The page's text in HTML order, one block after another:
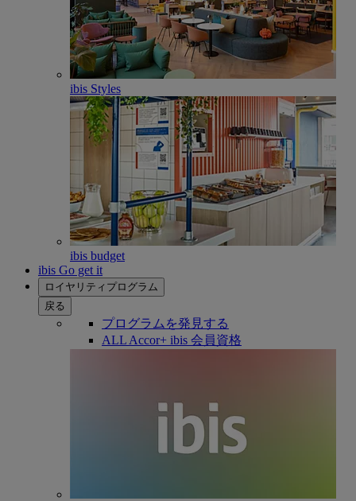
ibis Styles
ibis budget
ibis Go get it
ロイヤリティプログラム
戻る
プログラムを発見する
ALL Accor+ ibis 会員資格